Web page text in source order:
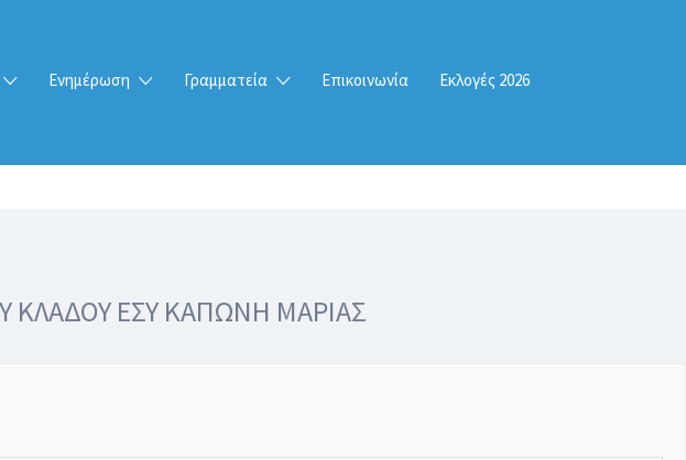
Ενημέρωση Γραμματεία Επικοινωνία Εκλογές 2026
ΚΛΑΔΟΥ ΕΣΥ ΚΑΠΩΝΗ ΜΑΡΙΑΣ